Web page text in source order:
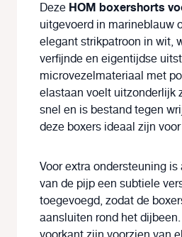
Deze HOM boxershorts
uitgevoerd in marineblauw
elegant strikpatroon in wit,
verfijnde en eigentijdse
microvezelmateriaal met
elastaan voelt uitzonderlijk
snel en is bestand tegen
deze boxers ideaal zijn
Voor extra ondersteuning
van de pijp een subtiele
toegevoegd, zodat de
aansluiten rond het